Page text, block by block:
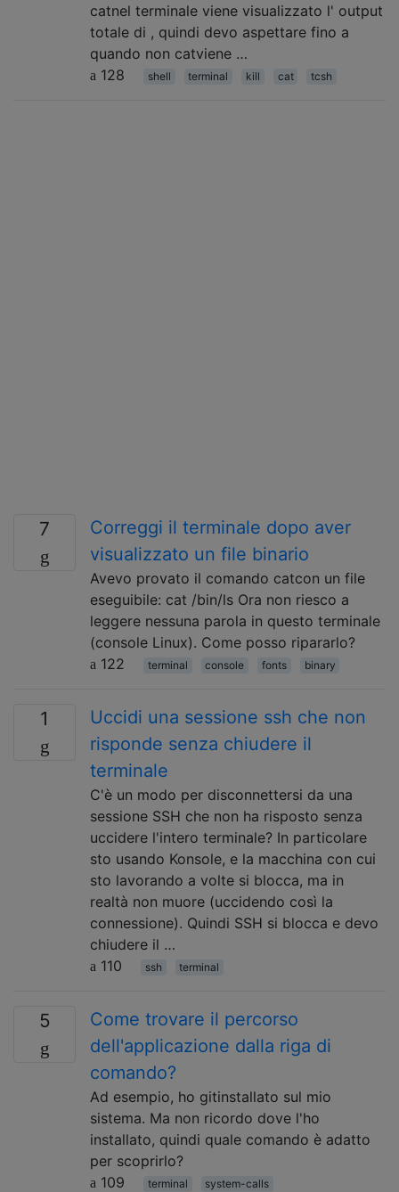
catnel terminale viene visualizzato l' output
totale di , quindi devo aspettare fino a
quando non catviene …
128
shell terminal kill cat tcsh
7
Correggi il terminale dopo aver
visualizzato un file binario
Avevo provato il comando catcon un file
eseguibile: cat /bin/ls Ora non riesco a
leggere nessuna parola in questo terminale
(console Linux). Come posso ripararlo?
122
terminal console fonts binary
1
Uccidi una sessione ssh che non
risponde senza chiudere il
terminale
C'è un modo per disconnettersi da una
sessione SSH che non ha risposto senza
uccidere l'intero terminale? In particolare
sto usando Konsole, e la macchina con cui
sto lavorando a volte si blocca, ma in
realtà non muore (uccidendo così la
connessione). Quindi SSH si blocca e devo
chiudere il …
110
ssh terminal
5
Come trovare il percorso
dell'applicazione dalla riga di
comando?
Ad esempio, ho gitinstallato sul mio
sistema. Ma non ricordo dove l'ho
installato, quindi quale comando è adatto
per scoprirlo?
109
terminal system-calls